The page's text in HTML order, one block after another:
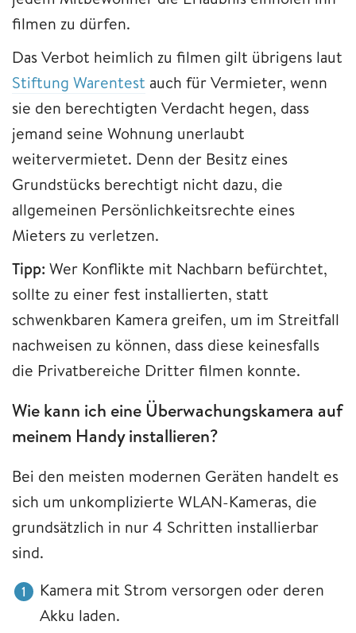
filmen zu dürfen.
Das Verbot heimlich zu filmen gilt übrigens laut
Stiftung Warentest auch für Vermieter, wenn
sie den berechtigten Verdacht hegen, dass
jemand seine Wohnung unerlaubt
weitervermietet. Denn der Besitz eines
Grundstücks berechtigt nicht dazu, die
allgemeinen Persönlichkeitsrechte eines
Mieters zu verletzen.
Tipp: Wer Konflikte mit Nachbarn befürchtet,
sollte zu einer fest installierten, statt
schwenkbaren Kamera greifen, um im Streitfall
nachweisen zu können, dass diese keinesfalls
die Privatbereiche Dritter filmen konnte.
Wie kann ich eine Überwachungskamera auf
meinem Handy installieren?
Bei den meisten modernen Geräten handelt es
sich um unkomplizierte WLAN-Kameras, die
grundsätzlich in nur 4 Schritten installierbar
sind.
Kamera mit Strom versorgen oder deren
Akku laden.